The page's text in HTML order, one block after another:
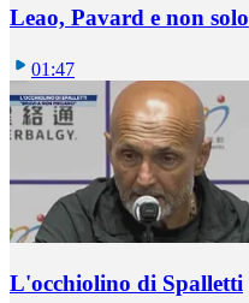
Leao, Pavard e non solo
01:47
L'occhiolino di Spalletti